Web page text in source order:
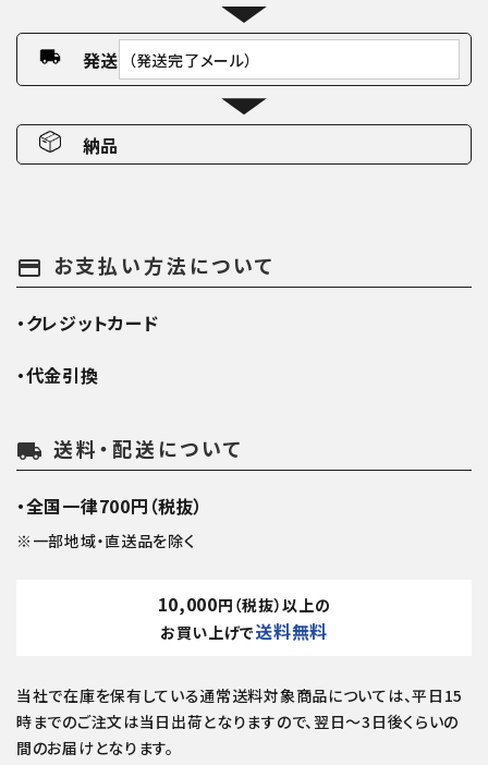
発送 （発送完了メール）
納品
payment お支払い方法について
・クレジットカード
・代金引換
local_shipping 送料・配送について
・全国一律700円（税抜）
※一部地域・直送品を除く
10,000円（税抜）以上の
お買い上げで送料無料
当社で在庫を保有している通常送料対象商品については、平日15
時までのご注文は当日出荷となりますので、翌日～3日後くらいの
間のお届けとなります。